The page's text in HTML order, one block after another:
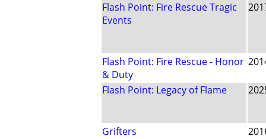
Flash Point: Fire Rescue Tragic
Events
Flash Point: Fire Rescue - Honor
& Duty
Flash Point: Legacy of Flame
Grifters